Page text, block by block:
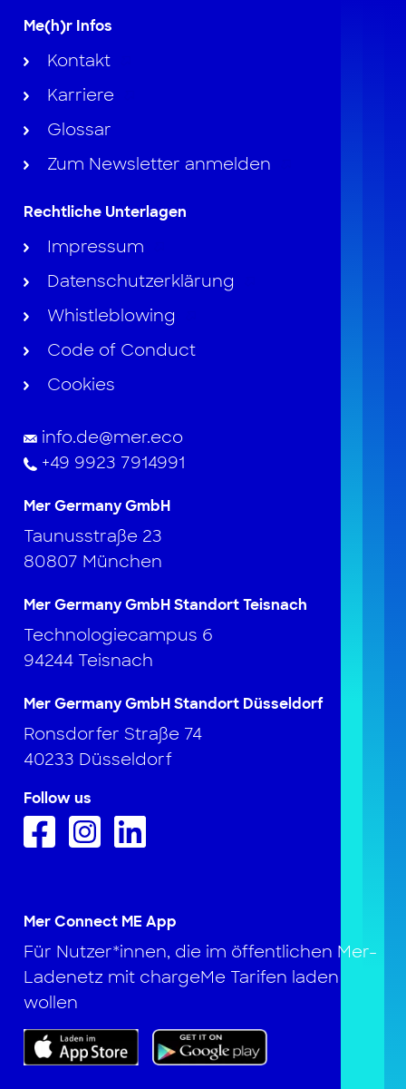
Mer Connect ME App
Für Nutzer*innen, die im öffentlichen Mer-
Ladenetz mit chargeMe Tarifen laden
wollen
Me(h)r Infos
Kontakt
Karriere
Glossar
Zum Newsletter anmelden
Rechtliche Unterlagen
Impressum
Datenschutzerklärung
Whistleblowing
Code of Conduct
Cookies
info.de@mer.eco
+49 9923 7914991
Mer Germany GmbH
Taunusstraße 23
80807 München
Mer Germany GmbH Standort Teisnach
Technologiecampus 6
94244 Teisnach
Mer Germany GmbH Standort Düsseldorf
Ronsdorfer Straße 74
40233 Düsseldorf
Follow us